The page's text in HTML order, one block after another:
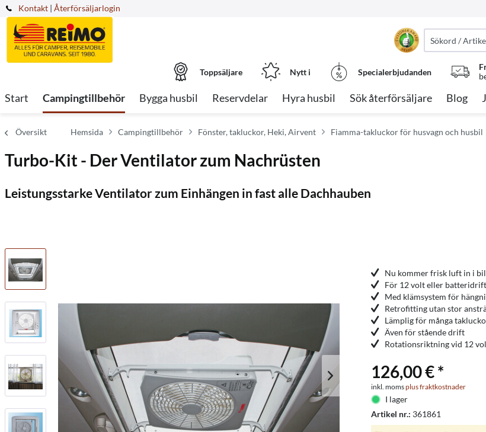
Kontakt | Återförsäljarlogin
Toppsäljare Nytt i Specialerbjudanden
Start Campingtillbehör Bygga husbil Reservdelar Hyra husbil Sök återförsäljare Blog
Översikt Hemsida Campingtillbehör Fönster, takluckor, Heki, Airvent Fiamma-takluckor för husvagn och husbil
Turbo-Kit - Der Ventilator zum Nachrüsten
Leistungsstarke Ventilator zum Einhängen in fast alle Dachhauben
Nu kommer frisk luft in i
För 12 volt eller batteridrift
Med klämsystem för
Retrofitting utan stor
Lämplig för många
Även för stående drift
Rotationsriktning vid 12
126,00 € *
inkl. momsplus fraktkostnader
I lager
Artikel nr.: 361861